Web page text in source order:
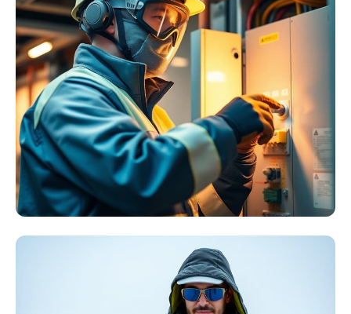
Störlichtbogen
Komplett-Sets